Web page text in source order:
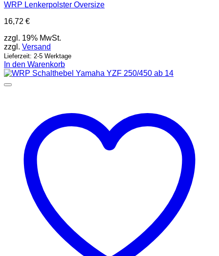
WRP Lenkerpolster Oversize
16,72 €
zzgl. 19% MwSt.
zzgl. Versand
Lieferzeit: 2-5 Werktage
In den Warenkorb